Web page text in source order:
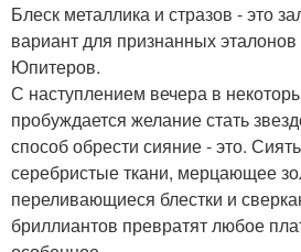
Блеск металлика и стразов - это
вариант для признанных эталонов
Юпитеров.
С наступлением вечера в
пробуждается желание стать
способ обрести сияние - это.
серебристые ткани, мерцающее
переливающиеся блестки и
бриллиантов превратят любое